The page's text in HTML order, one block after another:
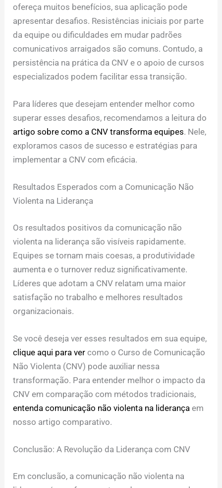
ofereça muitos benefícios, sua aplicação pode
apresentar desafios. Resistências iniciais por parte
da equipe ou dificuldades em mudar padrões
comunicativos arraigados são comuns. Contudo, a
persistência na prática da CNV e o apoio de cursos
especializados podem facilitar essa transição.
Para líderes que desejam entender melhor como
superar esses desafios, recomendamos a leitura do
artigo sobre como a CNV transforma equipes. Nele,
exploramos casos de sucesso e estratégias para
implementar a CNV com eficácia.
Resultados Esperados com a Comunicação Não
Violenta na Liderança
Os resultados positivos da comunicação não
violenta na liderança são visíveis rapidamente.
Equipes se tornam mais coesas, a produtividade
aumenta e o turnover reduz significativamente.
Líderes que adotam a CNV relatam uma maior
satisfação no trabalho e melhores resultados
organizacionais.
Se você deseja ver esses resultados em sua equipe,
clique aqui para ver como o Curso de Comunicação
Não Violenta (CNV) pode auxiliar nessa
transformação. Para entender melhor o impacto da
CNV em comparação com métodos tradicionais,
entenda comunicação não violenta na liderança em
nosso artigo comparativo.
Conclusão: A Revolução da Liderança com CNV
Em conclusão, a comunicação não violenta na